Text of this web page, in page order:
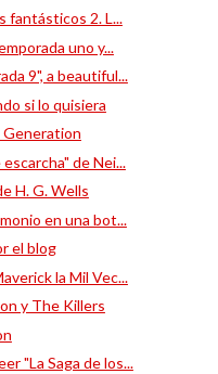
fantásticos 2. L...
uno y...
9", a beautiful...
si lo quisiera
Generation
de Nei...
H. G. Wells
en una bot...
el blog
la Mil Vec...
y The Killers
"La Saga de los...